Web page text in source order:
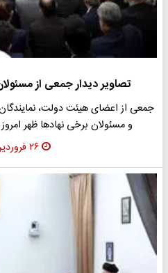
تصاویر دیدار جمعی از
جمعی از اعضای هیئت دولت،
و مسئولان برخی نهادها ظهر امروز سه‌شنبه ۲۶
۲۶ فروردین ۱۴۰۴